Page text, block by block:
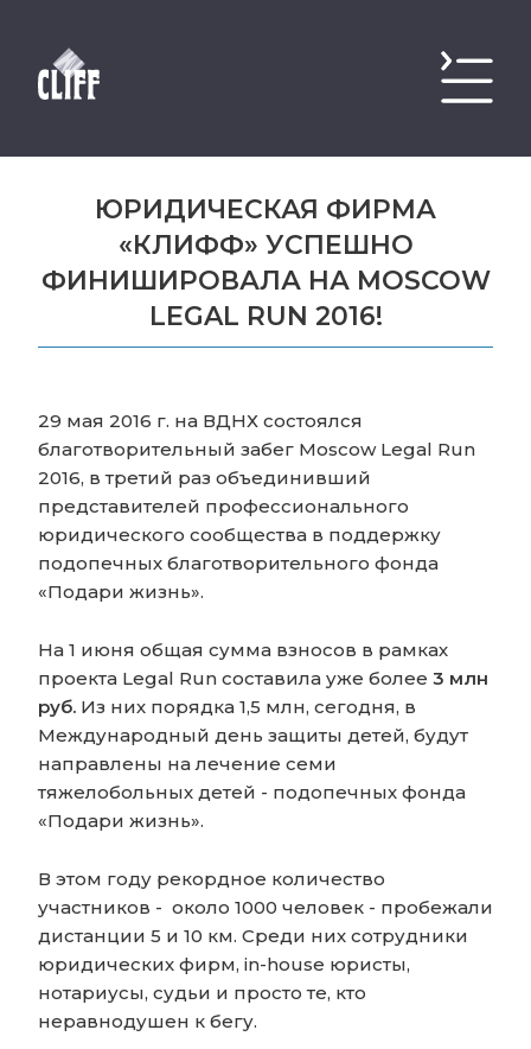
ЮРИДИЧЕСКАЯ ФИРМА
«КЛИФФ» УСПЕШНО
ФИНИШИРОВАЛА НА MOSCOW
LEGAL RUN 2016!
29 мая 2016 г. на ВДНХ состоялся
благотворительный забег Moscow Legal Run
2016, в третий раз объединивший
представителей профессионального
юридического сообщества в поддержку
подопечных благотворительного фонда
«Подари жизнь».
На 1 июня общая сумма взносов в рамках
проекта Legal Run составила уже более 3 млн
руб. Из них порядка 1,5 млн, сегодня, в
Международный день защиты детей, будут
направлены на лечение семи
тяжелобольных детей - подопечных фонда
«Подари жизнь».
В этом году рекордное количество
участников - около 1000 человек - пробежали
дистанции 5 и 10 км. Среди них сотрудники
юридических фирм, in-house юристы,
нотариусы, судьи и просто те, кто
неравнодушен к бегу.